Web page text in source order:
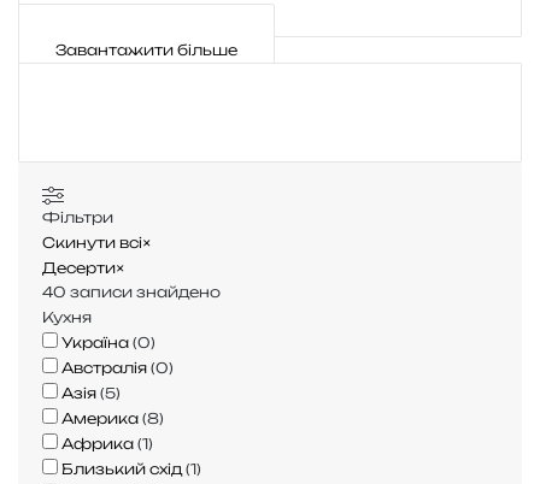
Завантажити більше
Фільтри
Скинути всі×
Десерти×
40 записи знайдено
Кухня
Україна (0)
Австралія (0)
Азія (5)
Америка (8)
Африка (1)
Близький схід (1)